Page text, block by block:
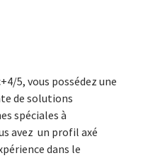
5, vous possédez une
de solutions
spéciales à
avez un profil axé
dans le